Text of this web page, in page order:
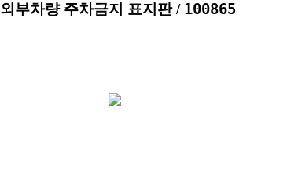
외부차량 주차금지 표지판 / 100865